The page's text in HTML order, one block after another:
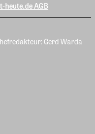
AGB
Gerd Warda